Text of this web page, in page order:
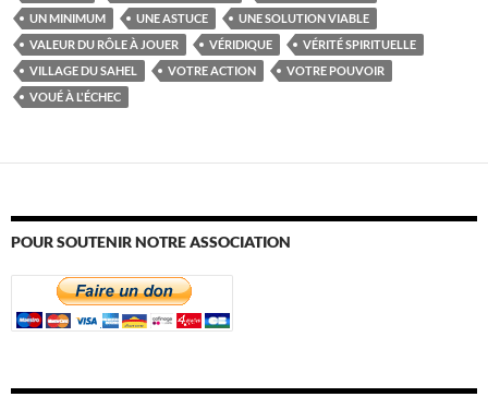
UN MINIMUM
UNE ASTUCE
UNE SOLUTION VIABLE
VALEUR DU RÔLE À JOUER
VÉRIDIQUE
VÉRITÉ SPIRITUELLE
VILLAGE DU SAHEL
VOTRE ACTION
VOTRE POUVOIR
VOUÉ À L'ÉCHEC
POUR SOUTENIR NOTRE ASSOCIATION